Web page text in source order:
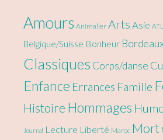
Amours Animalier Arts Asie
Belgique/Suisse Bonheur
Classiques Corps/danse
Enfance Errances Famille
Histoire Hommages
Journal Lecture Liberté Maroc Mort